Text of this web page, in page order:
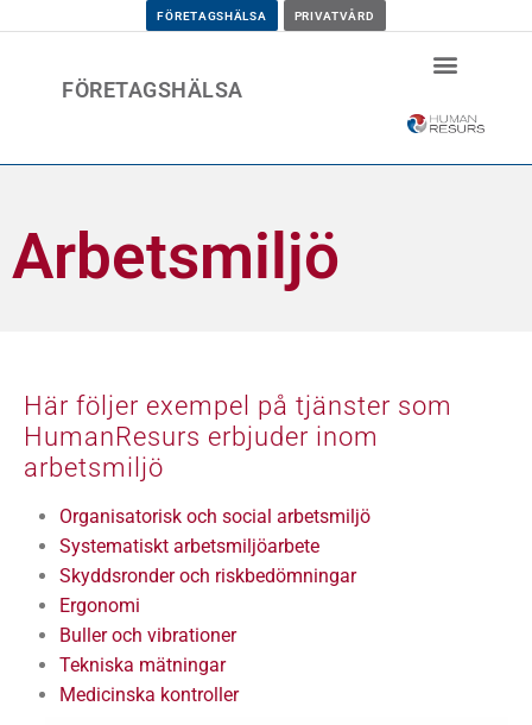
FÖRETAGSHÄLSA PRIVATVÅRD
FÖRETAGSHÄLSA
Arbetsmiljö
Här följer exempel på tjänster som
HumanResurs erbjuder inom
arbetsmiljö
Organisatorisk och social arbetsmiljö
Systematiskt arbetsmiljöarbete
Skyddsronder och riskbedömningar
Ergonomi
Buller och vibrationer
Tekniska mätningar
Medicinska kontroller